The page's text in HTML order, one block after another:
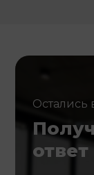
Остались
ответ